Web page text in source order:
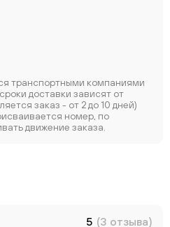
транспортными компаниями
доставки зависят от
заказ - от 2 до 10 дней)
номер, по
движение заказа.
5 (3 отзыва)